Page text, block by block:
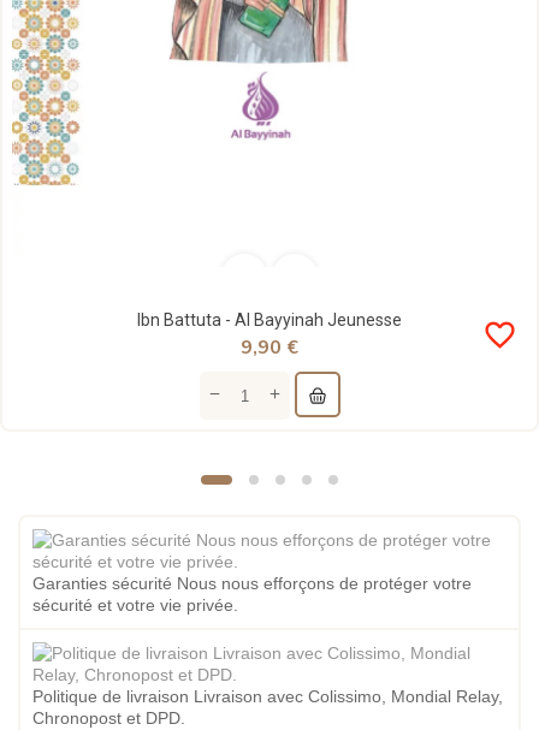
Ibn Battuta - Al Bayyinah Jeunesse favorite_border
9,90 €
Garanties sécurité Nous nous efforçons de protéger votre
sécurité et votre vie privée.
Politique de livraison Livraison avec Colissimo, Mondial Relay,
Chronopost et DPD.